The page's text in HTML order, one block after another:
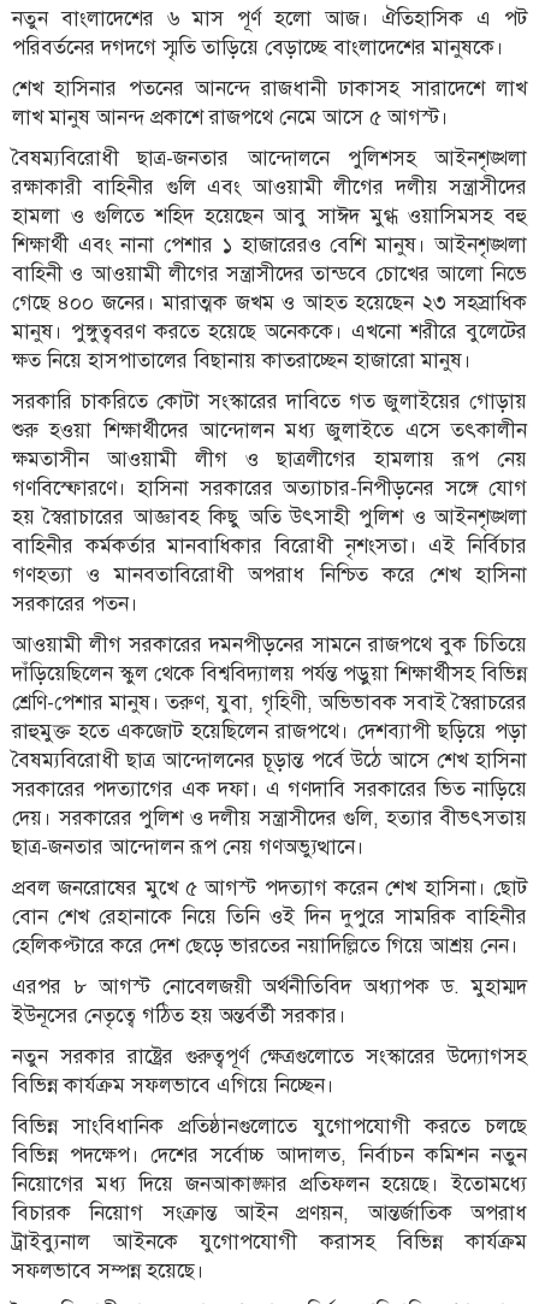
নতুন বাংলাদেশের ৬ মাস পূর্ণ হলো আজ। ঐতিহাসিক এ পট
পরিবর্তনের দগদগে স্মৃতি তাড়িয়ে বেড়াচ্ছে বাংলাদেশের মানুষকে।
শেখ হাসিনার পতনের আনন্দে রাজধানী ঢাকাসহ সারাদেশে লাখ
লাখ মানুষ আনন্দ প্রকাশে রাজপথে নেমে আসে ৫ আগস্ট।
বৈষম্যবিরোধী ছাত্র-জনতার আন্দোলনে পুলিশসহ আইনশৃঙ্খলা
রক্ষাকারী বাহিনীর গুলি এবং আওয়ামী লীগের দলীয় সন্ত্রাসীদের
হামলা ও গুলিতে শহিদ হয়েছেন আবু সাঈদ মুগ্ধ ওয়াসিমসহ বহু
শিক্ষার্থী এবং নানা পেশার ১ হাজারেরও বেশি মানুষ। আইনশৃঙ্খলা
বাহিনী ও আওয়ামী লীগের সন্ত্রাসীদের তান্ডবে চোখের আলো নিভে
গেছে ৪০০ জনের। মারাত্মক জখম ও আহত হয়েছেন ২৩ সহস্রাধিক
মানুষ। পুঙ্গুত্ববরণ করতে হয়েছে অনেককে। এখনো শরীরে বুলেটের
ক্ষত নিয়ে হাসপাতালের বিছানায় কাতরাচ্ছেন হাজারো মানুষ।
সরকারি চাকরিতে কোটা সংস্কারের দাবিতে গত জুলাইয়ের গোড়ায়
শুরু হওয়া শিক্ষার্থীদের আন্দোলন মধ্য জুলাইতে এসে তৎকালীন
ক্ষমতাসীন আওয়ামী লীগ ও ছাত্রলীগের হামলায় রূপ নেয়
গণবিস্ফোরণে। হাসিনা সরকারের অত্যাচার-নিপীড়নের সঙ্গে যোগ
হয় স্বৈরাচারের আজ্ঞাবহ কিছু অতি উৎসাহী পুলিশ ও আইনশৃঙ্খলা
বাহিনীর কর্মকর্তার মানবাধিকার বিরোধী নৃশংসতা। এই নির্বিচার
গণহত্যা ও মানবতাবিরোধী অপরাধ নিশ্চিত করে শেখ হাসিনা
সরকারের পতন।
আওয়ামী লীগ সরকারের দমনপীড়নের সামনে রাজপথে বুক চিতিয়ে
দাঁড়িয়েছিলেন স্কুল থেকে বিশ্ববিদ্যালয় পর্যন্ত পড়ুয়া শিক্ষার্থীসহ বিভিন্ন
শ্রেণি-পেশার মানুষ। তরুণ, যুবা, গৃহিণী, অভিভাবক সবাই স্বৈরাচরের
রাহুমুক্ত হতে একজোট হয়েছিলেন রাজপথে। দেশব্যাপী ছড়িয়ে পড়া
বৈষম্যবিরোধী ছাত্র আন্দোলনের চূড়ান্ত পর্বে উঠে আসে শেখ হাসিনা
সরকারের পদত্যাগের এক দফা। এ গণদাবি সরকারের ভিত নাড়িয়ে
দেয়। সরকারের পুলিশ ও দলীয় সন্ত্রাসীদের গুলি, হত্যার বীভৎসতায়
ছাত্র-জনতার আন্দোলন রূপ নেয় গণঅভ্যুত্থানে।
প্রবল জনরোষের মুখে ৫ আগস্ট পদত্যাগ করেন শেখ হাসিনা। ছোট
বোন শেখ রেহানাকে নিয়ে তিনি ওই দিন দুপুরে সামরিক বাহিনীর
হেলিকপ্টারে করে দেশ ছেড়ে ভারতের নয়াদিল্লিতে গিয়ে আশ্রয় নেন।
এরপর ৮ আগস্ট নোবেলজয়ী অর্থনীতিবিদ অধ্যাপক ড. মুহাম্মদ
ইউনূসের নেতৃত্বে গঠিত হয় অন্তর্বর্তী সরকার।
নতুন সরকার রাষ্ট্রের গুরুত্বপূর্ণ ক্ষেত্রগুলোতে সংস্কারের উদ্যোগসহ
বিভিন্ন কার্যক্রম সফলভাবে এগিয়ে নিচ্ছেন।
বিভিন্ন সাংবিধানিক প্রতিষ্ঠানগুলোতে যুগোপযোগী করতে চলছে
বিভিন্ন পদক্ষেপ। দেশের সর্বোচ্চ আদালত, নির্বাচন কমিশন নতুন
নিয়োগের মধ্য দিয়ে জনআকাঙ্ক্ষার প্রতিফলন হয়েছে। ইতোমধ্যে
বিচারক নিয়োগ সংক্রান্ত আইন প্রণয়ন, আন্তর্জাতিক অপরাধ
ট্রাইব্যুনাল আইনকে যুগোপযোগী করাসহ বিভিন্ন কার্যক্রম
সফলভাবে সম্পন্ন হয়েছে।